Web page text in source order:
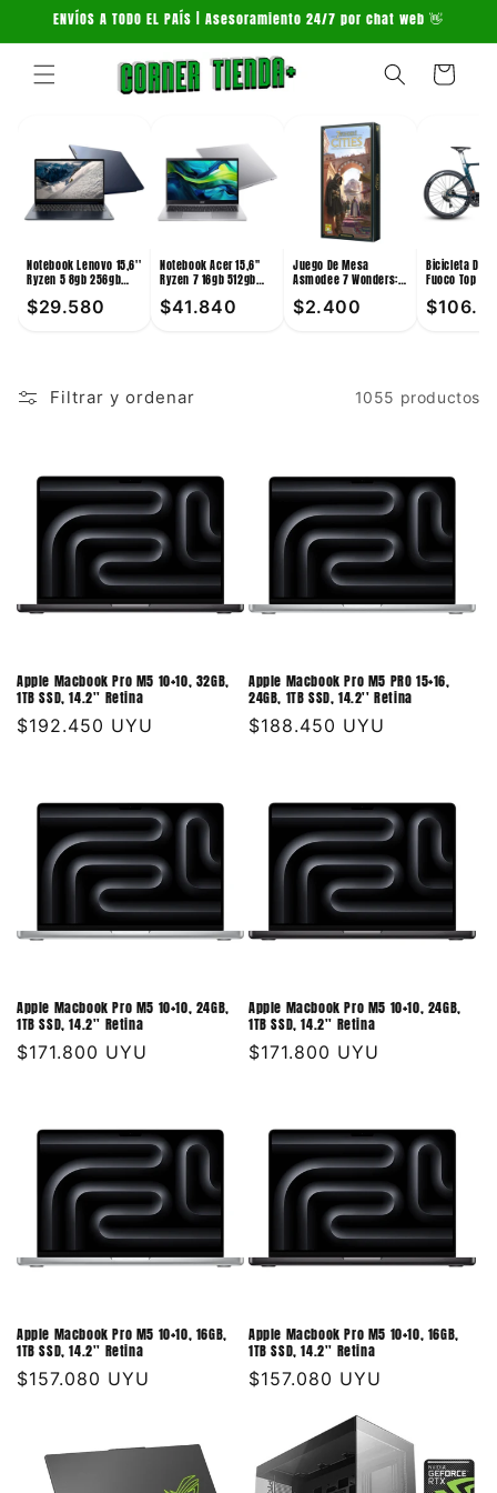
directamente
al contenido
ENVÍOS A TODO EL PAÍS | Asesoramiento 24/7 por chat web 👋
Carrito
Notebook Lenovo 15,6''
Ryzen 5 8gb 256gb
$29.580
Notebook Acer 15,6''
Ryzen 7 16gb 512gb
$41.840
Juego De Mesa
Asmodee 7 Wonders:
$2.400
Bicicleta De
Fuoco Top
Filtrar y ordenar 1055 productos
Apple Macbook Pro M5 10+10, 32GB,
1TB SSD, 14.2'' Retina
Precio
$192.450 UYU
Apple Macbook Pro M5 PRO 15+16,
24GB, 1TB SSD, 14.2'' Retina
Precio
$188.450 UYU
Apple Macbook Pro M5 10+10, 24GB,
1TB SSD, 14.2'' Retina
Precio
$171.800 UYU
Apple Macbook Pro M5 10+10, 24GB,
1TB SSD, 14.2'' Retina
Precio
$171.800 UYU
Apple Macbook Pro M5 10+10, 16GB,
1TB SSD, 14.2'' Retina
Precio
$157.080 UYU
Apple Macbook Pro M5 10+10, 16GB,
1TB SSD, 14.2'' Retina
Precio
$157.080 UYU